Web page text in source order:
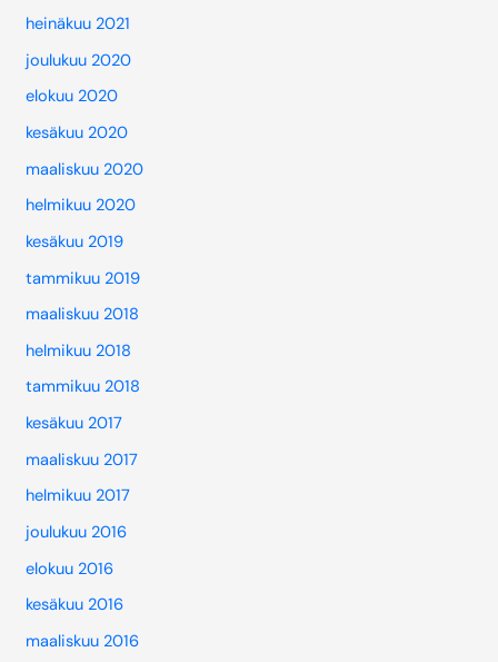
heinäkuu 2021
joulukuu 2020
elokuu 2020
kesäkuu 2020
maaliskuu 2020
helmikuu 2020
kesäkuu 2019
tammikuu 2019
maaliskuu 2018
helmikuu 2018
tammikuu 2018
kesäkuu 2017
maaliskuu 2017
helmikuu 2017
joulukuu 2016
elokuu 2016
kesäkuu 2016
maaliskuu 2016